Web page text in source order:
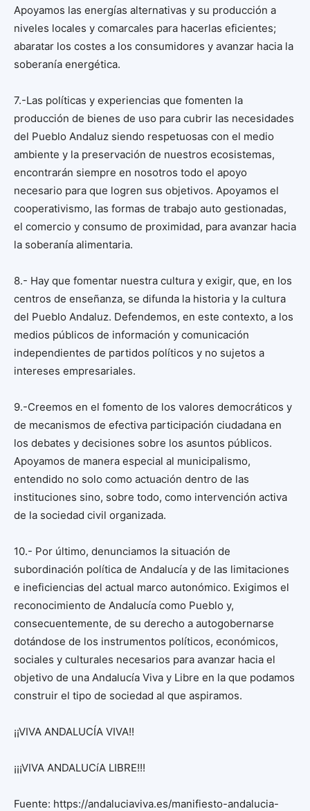
Apoyamos las energías alternativas y su producción a
niveles locales y comarcales para hacerlas eficientes;
abaratar los costes a los consumidores y avanzar hacia la
soberanía energética.
7.-Las políticas y experiencias que fomenten la
producción de bienes de uso para cubrir las necesidades
del Pueblo Andaluz siendo respetuosas con el medio
ambiente y la preservación de nuestros ecosistemas,
encontrarán siempre en nosotros todo el apoyo
necesario para que logren sus objetivos. Apoyamos el
cooperativismo, las formas de trabajo auto gestionadas,
el comercio y consumo de proximidad, para avanzar hacia
la soberanía alimentaria.
8.- Hay que fomentar nuestra cultura y exigir, que, en los
centros de enseñanza, se difunda la historia y la cultura
del Pueblo Andaluz. Defendemos, en este contexto, a los
medios públicos de información y comunicación
independientes de partidos políticos y no sujetos a
intereses empresariales.
9.-Creemos en el fomento de los valores democráticos y
de mecanismos de efectiva participación ciudadana en
los debates y decisiones sobre los asuntos públicos.
Apoyamos de manera especial al municipalismo,
entendido no solo como actuación dentro de las
instituciones sino, sobre todo, como intervención activa
de la sociedad civil organizada.
10.- Por último, denunciamos la situación de
subordinación política de Andalucía y de las limitaciones
e ineficiencias del actual marco autonómico. Exigimos el
reconocimiento de Andalucía como Pueblo y,
consecuentemente, de su derecho a autogobernarse
dotándose de los instrumentos políticos, económicos,
sociales y culturales necesarios para avanzar hacia el
objetivo de una Andalucía Viva y Libre en la que podamos
construir el tipo de sociedad al que aspiramos.
¡¡VIVA ANDALUCÍA VIVA!!
¡¡¡VIVA ANDALUCíA LIBRE!!!
Fuente: https://andaluciaviva.es/manifiesto-andalucia-